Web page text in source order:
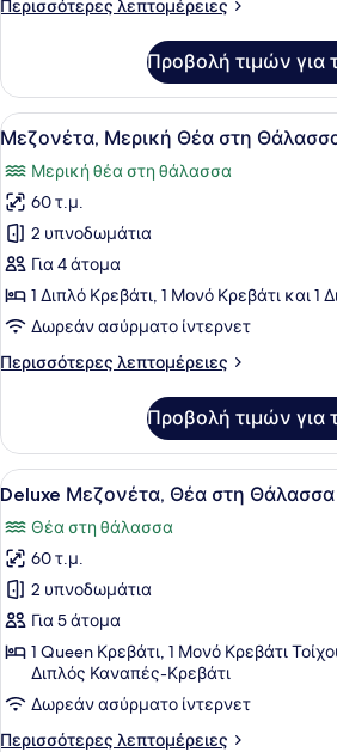
Περισσότερες λεπτομέρειες
Περισσότερες
Διαμέρισμα,
Υπνοδωμάτια
Προβολή τιμών για
Προβολή
όλων
των
φωτογραφιών
για
Μεζονέτα,
Μερική
Θέα
Θάλασσα
Ένα
8
Μεζονέτα, Μερική Θέα στη
Μερική θέα στη θάλασσα
60 τ.μ.
2 υπνοδωμάτια
Για 4 άτομα
1 Διπλό Κρεβάτι, 1 Μονό Κρεβάτι και 1
Δωρεάν ασύρματο ίντερνετ
Περισσότερες λεπτομέρειες
Περισσότερες
Μερική
Θέα
στη
Προβολή τιμών για
Προβολή
όλων
των
φωτογραφιών
για
Deluxe
Μεζονέτα,
Θέα
στη
Θάλασσα
Ένα
20
Deluxe Μεζονέτα, Θέα στη Θάλασσα
Θέα στη θάλασσα
60 τ.μ.
2 υπνοδωμάτια
Για 5 άτομα
1 Queen Κρεβάτι, 1 Μονό Κρεβάτι
Διπλός Καναπές-Κρεβάτι
Δωρεάν ασύρματο ίντερνετ
Περισσότερες λεπτομέρειες
Περισσότερες